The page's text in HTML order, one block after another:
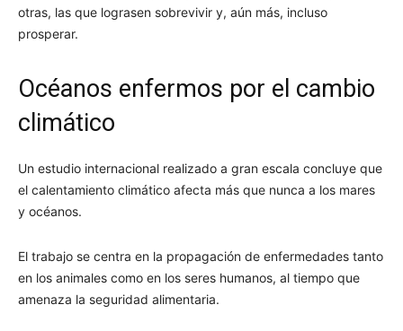
otras, las que lograsen sobrevivir y, aún más, incluso
prosperar.
Océanos enfermos por el cambio
climático
Un estudio internacional realizado a gran escala concluye que
el calentamiento climático afecta más que nunca a los mares
y océanos.
El trabajo se centra en la propagación de enfermedades tanto
en los animales como en los seres humanos, al tiempo que
amenaza la seguridad alimentaria.